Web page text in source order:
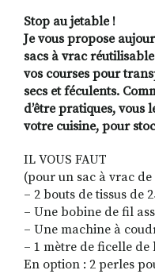
Stop au jetable !
Je vous propose
sacs à vrac
vos courses pour
secs et féculents.
d’être pratiques, vous
votre cuisine, pour
IL VOUS FAUT
(pour un sac à vrac
– 2 bouts de tissus de
– Une bobine de fil
– Une machine à
– 1 mètre de ficelle
En option : 2 perles